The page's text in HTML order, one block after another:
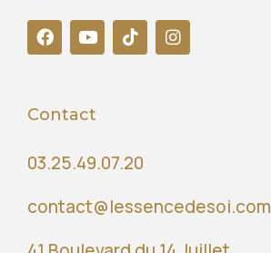
Contact
03.25.49.07.20
contact@lessencedesoi.com